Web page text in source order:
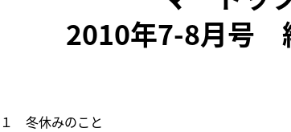
2010年7-8月号
１ 冬休みのこと